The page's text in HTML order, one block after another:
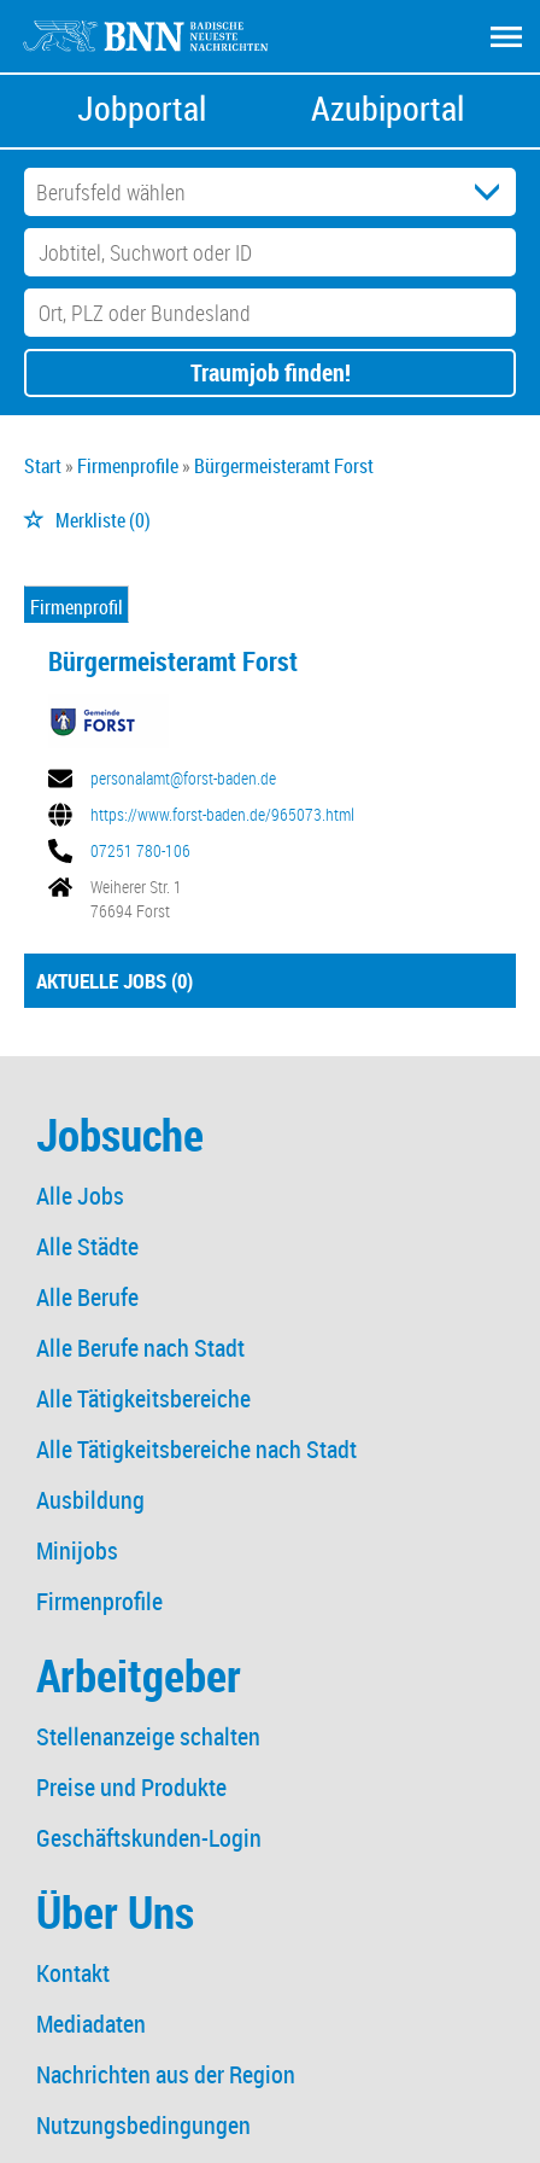
Jobportal Azubiportal
Traumjob finden!
Start Firmenprofile Bürgermeisteramt Forst
Merkliste(0)
Firmenprofil
Bürgermeisteramt Forst
personalamt@forst-baden.de
https://www.forst-baden.de/965073.html
07251 780-106
Weiherer Str. 1
76694 Forst
AKTUELLE JOBS (0)
Jobsuche
Alle Jobs
Alle Städte
Alle Berufe
Alle Berufe nach Stadt
Alle Tätigkeitsbereiche
Alle Tätigkeitsbereiche nach Stadt
Ausbildung
Minijobs
Firmenprofile
Arbeitgeber
Stellenanzeige schalten
Preise und Produkte
Geschäftskunden-Login
Über Uns
Kontakt
Mediadaten
Nachrichten aus der Region
Nutzungsbedingungen